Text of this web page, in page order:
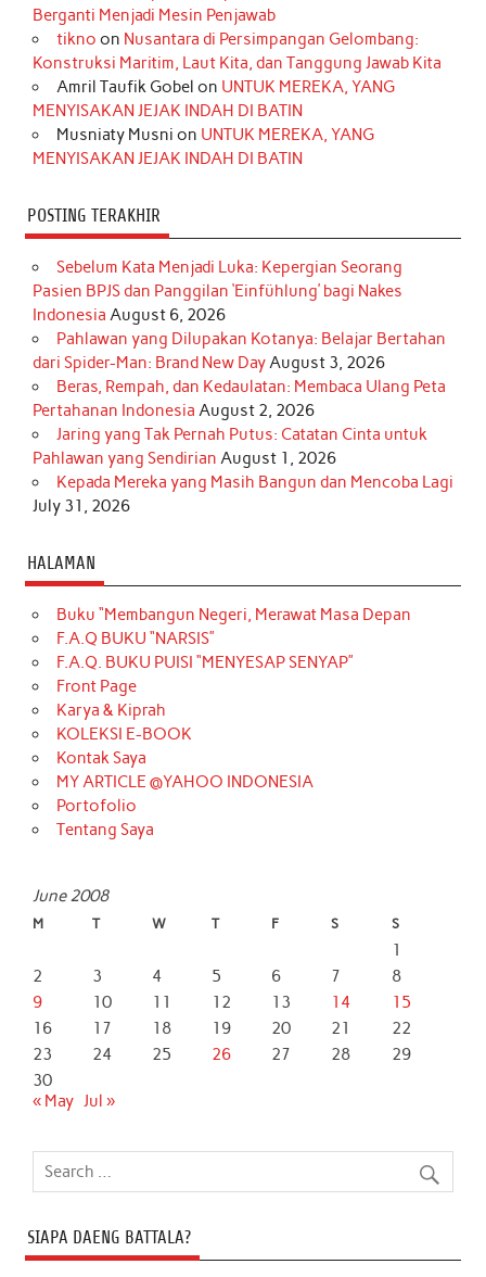
o
k
r
a
m
k
e
s
t
d
I
n
r
e
Berganti Menjadi Mesin Penjawab
tikno on Nusantara di Persimpangan Gelombang:
Konstruksi Maritim, Laut Kita, dan Tanggung Jawab Kita
Amril Taufik Gobel on UNTUK MEREKA, YANG
MENYISAKAN JEJAK INDAH DI BATIN
Musniaty Musni on UNTUK MEREKA, YANG
MENYISAKAN JEJAK INDAH DI BATIN
POSTING TERAKHIR
Sebelum Kata Menjadi Luka: Kepergian Seorang
Pasien BPJS dan Panggilan ‘Einfühlung’ bagi Nakes
Indonesia August 6, 2026
Pahlawan yang Dilupakan Kotanya: Belajar Bertahan
dari Spider-Man: Brand New DayAugust 3, 2026
Beras, Rempah, dan Kedaulatan: Membaca Ulang Peta
Pertahanan Indonesia August 2, 2026
Jaring yang Tak Pernah Putus: Catatan Cinta untuk
Pahlawan yang Sendirian August 1, 2026
Kepada Mereka yang Masih Bangun dan Mencoba Lagi
July 31, 2026
HALAMAN
Buku “Membangun Negeri, Merawat Masa Depan
F.A.Q BUKU “NARSIS”
F.A.Q. BUKU PUISI “MENYESAP SENYAP”
Front Page
Karya & Kiprah
KOLEKSI E-BOOK
Kontak Saya
MY ARTICLE @YAHOO INDONESIA
Portofolio
Tentang Saya
June 2008
M T W T F S S
1
2
3 4 5 6 7
8
9
10 11 12 13 14
15
16
17 18 19 20 21
22
23
24 25 26 27 28
29
30
« May Jul »
SIAPA DAENG BATTALA?